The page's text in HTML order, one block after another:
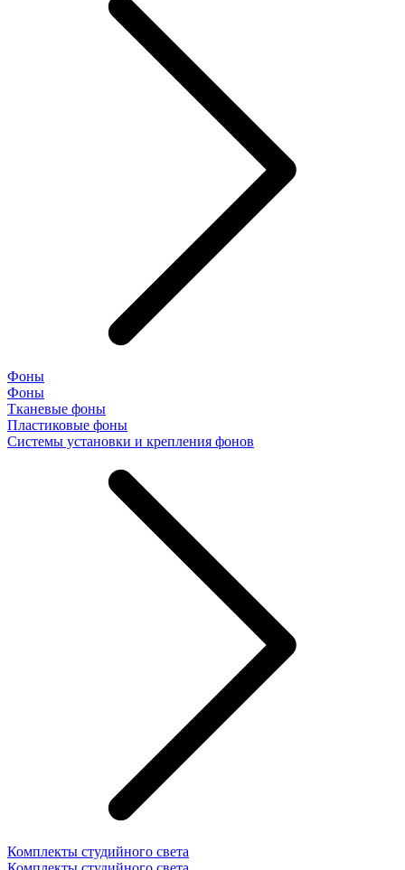
Фоны
Фоны
Тканевые фоны
Пластиковые фоны
Системы установки и крепления фонов
Комплекты студийного света